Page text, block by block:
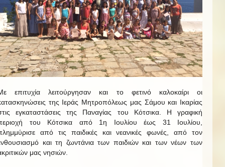
επιτυχία λειτούργησαν και το φετινό καλοκαίρι οι
της Ιεράς Μητροπόλεως μας Σάμου και Ικαρίας
εγκαταστάσεις της Παναγίας του Κότσικα. Η γραφική
του Κότσικα από 1η Ιουλίου έως 31 Ιουλίου,
από τις παιδικές και νεανικές φωνές, από τον
και τη ζωντάνια των παιδιών και των νέων των
μας νησιών.